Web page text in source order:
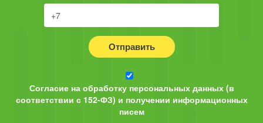
Отправить
Согласие на обработку персональных данных (в
соответствии с 152-ФЗ) и получении информационных
писем